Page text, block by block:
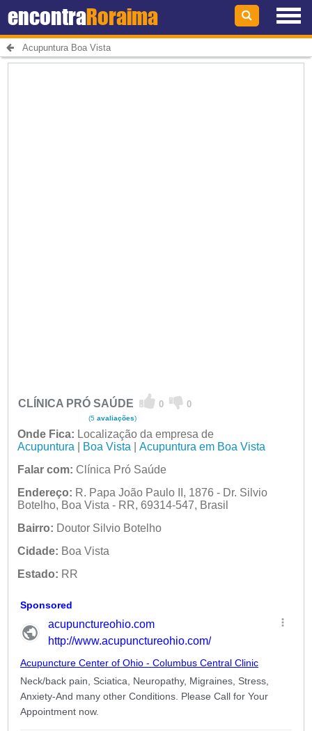
encontraRoraima
Acupuntura Boa Vista
CLÍNICA PRÓ SAÚDE 0 0
(5 avaliações)
Onde Fica: Localização da empresa de
Acupuntura
Boa Vista
Acupuntura em Boa Vista
Falar com: Clínica Pró Saúde
Endereço: R. Papa João Paulo II, 1876 - Dr. Silvio
Botelho, Boa Vista - RR, 69314-547, Brasil
Bairro: Doutor Silvio Botelho
Cidade: Boa Vista
Estado: RR